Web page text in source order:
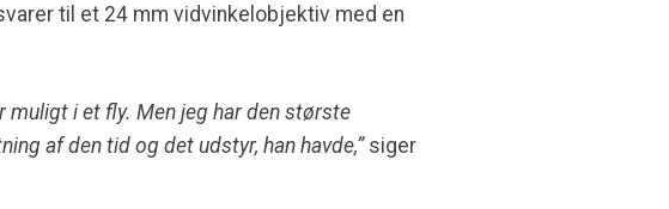
til et 24 mm vidvinkelobjektiv med en
muligt i et fly. Men jeg har den største
af den tid og det udstyr, han havde,”siger